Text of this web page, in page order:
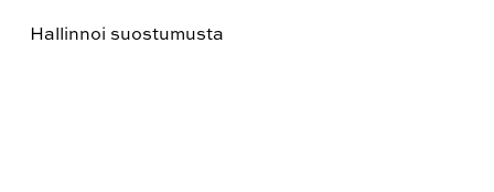
Hallinnoi suostumusta